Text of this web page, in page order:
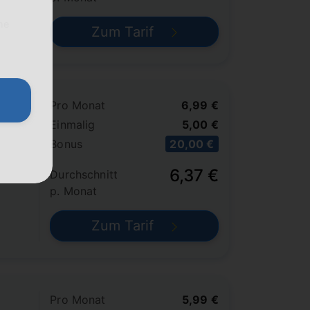
Zum Tarif
Pro Monat
Einmalig
Bonus
6,99 €
5,00 €
20,00 €
Durchschnitt
p. Monat
6,37 €
Zum Tarif
Pro Monat
5,99 €